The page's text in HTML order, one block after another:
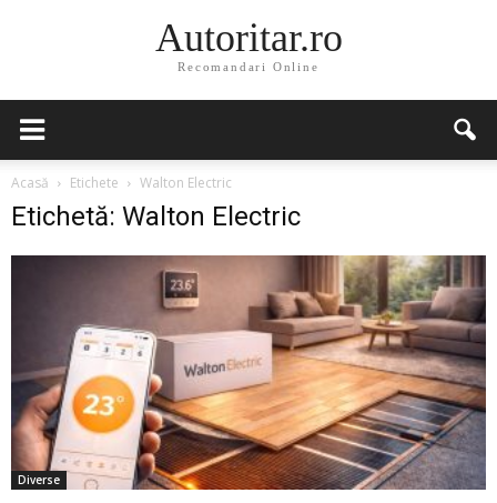
Autoritar.ro
Recomandari Online
Acasă Etichete Walton Electric
Etichetă: Walton Electric
Diverse